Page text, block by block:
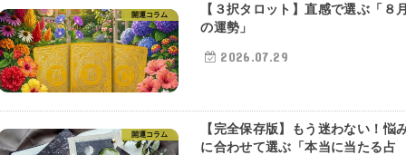
開運コラム
【３択タロット】直感で選ぶ「８
の運勢」
2026.07.29
開運コラム
【完全保存版】もう迷わない！悩
に合わせて選ぶ「本当に当たる占